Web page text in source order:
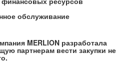
обслуживание
MERLION разработала
партнерам вести закупки не